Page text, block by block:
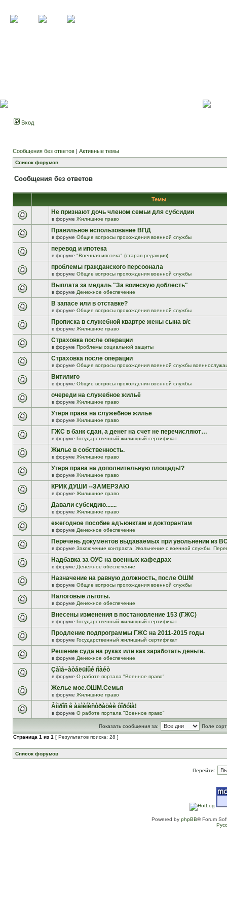
Вход
Сообщения без ответов | Активные темы
Список форумов
Сообщения без ответов
Темы
Не признают дочь членом семьи для субсидии
в форуме Жилищное право
Правильное использование ВПД
в форуме Общие вопросы прохождения военной службы
перевод и ипотека
в форуме "Военная ипотека" (старая редакция)
проблемы гражданского персоонала
в форуме Общие вопросы прохождения военной службы
Выплата за медаль "За воинскую доблесть"
в форуме Денежное обеспечение
В запасе или в отставке?
в форуме Общие вопросы прохождения военной службы
Прописка в служебной квартре жены сына в/с
в форуме Жилищное право
Страховка после операции
в форуме Проблемы социальной защиты
Страховка после операции
в форуме Общие вопросы прохождения военной службы
Витилиго
в форуме Общие вопросы прохождения военной службы
очереди на служебное жильё
в форуме Жилищное право
Утеря права на служебное жилье
в форуме Жилищное право
ГЖС в банк сдан, а денег на счет не перечисляют…
в форуме Государственный жилищный сертификат
Жилье в собственность.
в форуме Жилищное право
Утеря права на дополнительную площадь!?
в форуме Жилищное право
КРИК ДУШИ --ЗАМЕРЗАЮ
в форуме Жилищное право
Давали субсидию.......
в форуме Жилищное право
ежегодное пособие адъюнктам и докторантам
в форуме Денежное обеспечение
Перечень документов выдаваемых при увольнении из
в форуме Заключение контракта. Увольнение с военной службы.
Надбавка за ОУС на военных кафедрах
в форуме Денежное обеспечение
Назначение на равную должность, после ОШМ
в форуме Общие вопросы прохождения военной службы
Налоговые льготы.
в форуме Денежное обеспечение
Внесены изменения в постановление 153 (ГЖС)
в форуме Государственный жилищный сертификат
Продление подпрограммы ГЖС на 2011-2015 годы
в форуме Государственный жилищный сертификат
Решение суда на руках или как заработать деньги.
в форуме Денежное обеспечение
Çàìå÷àòåëüíûé ñàéò
в форуме О работе портала "Военное право"
Желье мое.ОШМ.Семья
в форуме Жилищное право
Âîïðîñ ê àäìèíèñòðàöèè ôîðóìà!
в форуме О работе портала "Военное право"
Показать сообщения за:
Поле
Страница 1 из 1 [ Результатов поиска: 28 ]
Список форумов
Перейти:
Powered by phpBB® Forum